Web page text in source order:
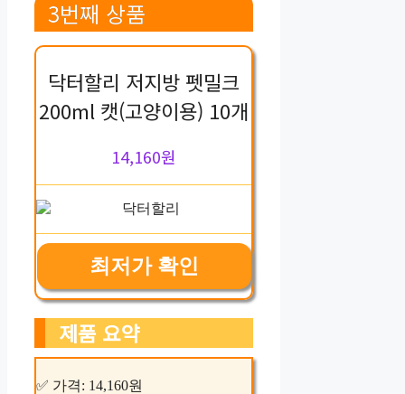
3번째 상품
닥터할리 저지방 펫밀크
200ml 캣(고양이용) 10개
14,160원
최저가 확인
제품 요약
✅ 가격: 14,160원